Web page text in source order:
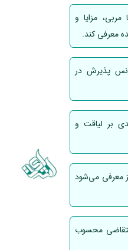
مزایا و
معرفی کند.
پذیرش در
بر لیاقت و
معرفی می‌شود
محسوب